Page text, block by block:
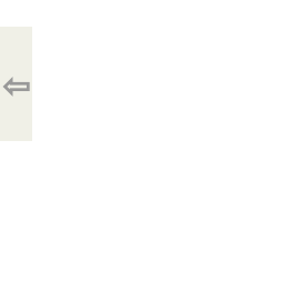
⇦